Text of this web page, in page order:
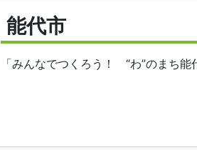
能代市
「みんなでつくろう！ “わ”のまち能